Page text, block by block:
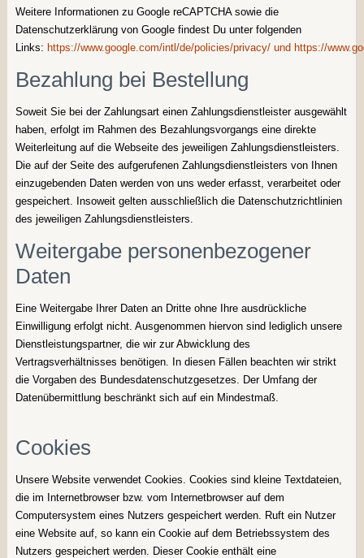
Weitere Informationen zu Google reCAPTCHA sowie die
Datenschutzerklärung von Google findest Du unter folgenden
Links: https://www.google.com/intl/de/policies/privacy/ und https://
Bezahlung bei Bestellung
Soweit Sie bei der Zahlungsart einen Zahlungsdienstleister ausgewählt
haben, erfolgt im Rahmen des Bezahlungsvorgangs eine direkte
Weiterleitung auf die Webseite des jeweiligen Zahlungsdienstleisters.
Die auf der Seite des aufgerufenen Zahlungsdienstleisters von Ihnen
einzugebenden Daten werden von uns weder erfasst, verarbeitet oder
gespeichert. Insoweit gelten ausschließlich die Datenschutzrichtlinien
des jeweiligen Zahlungsdienstleisters.
Weitergabe personenbezogener
Daten
Eine Weitergabe Ihrer Daten an Dritte ohne Ihre ausdrückliche
Einwilligung erfolgt nicht. Ausgenommen hiervon sind lediglich unsere
Dienstleistungspartner, die wir zur Abwicklung des
Vertragsverhältnisses benötigen. In diesen Fällen beachten wir strikt
die Vorgaben des Bundesdatenschutzgesetzes. Der Umfang der
Datenübermittlung beschränkt sich auf ein Mindestmaß.
Cookies
Unsere Website verwendet Cookies. Cookies sind kleine Textdateien,
die im Internetbrowser bzw. vom Internetbrowser auf dem
Computersystem eines Nutzers gespeichert werden. Ruft ein Nutzer
eine Website auf, so kann ein Cookie auf dem Betriebssystem des
Nutzers gespeichert werden. Dieser Cookie enthält eine